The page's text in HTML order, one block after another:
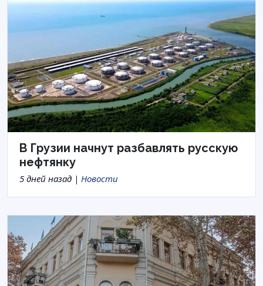
В Грузии начнут разбавлять русскую
нефтянку
5 дней назад | Новости